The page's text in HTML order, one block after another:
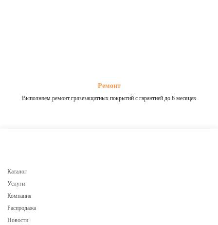
Ремонт
Выполняем ремонт грязезащитных покрытий с гарантией до 6 месяцев
Каталог
Услуги
Компания
Распродажа
Новости